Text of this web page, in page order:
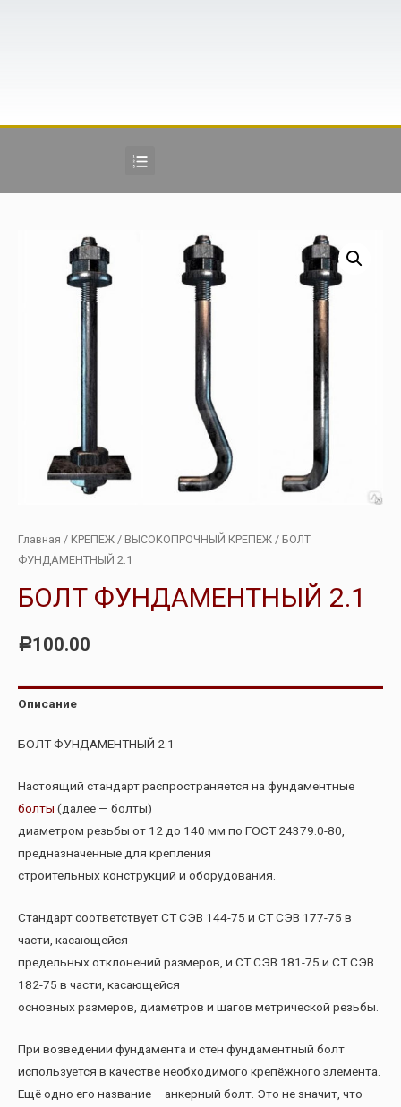
Главная / КРЕПЕЖ / ВЫСОКОПРОЧНЫЙ КРЕПЕЖ / БОЛТ
ФУНДАМЕНТНЫЙ 2.1
БОЛТ ФУНДАМЕНТНЫЙ 2.1
Р100.00
Описание
БОЛТ ФУНДАМЕНТНЫЙ 2.1
Настоящий стандарт распространяется на фундаментные
болты (далее — болты)
диаметром резьбы от 12 до 140 мм по ГОСТ 24379.0-80,
предназначенные для крепления
строительных конструкций и оборудования.
Стандарт соответствует СТ СЭВ 144-75 и СТ СЭВ 177-75 в
части, касающейся
предельных отклонений размеров, и СТ СЭВ 181-75 и СТ СЭВ
182-75 в части, касающейся
основных размеров, диаметров и шагов метрической резьбы.
При возведении фундамента и стен фундаментный болт
используется в качестве необходимого крепёжного элемента.
Ещё одно его название – анкерный болт. Это не значит, что